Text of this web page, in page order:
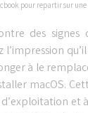
pour repartir sur une
des
l’impression
à le
macOS.
d’exploitation